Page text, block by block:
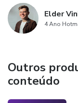
Elder
4 Ano
Outros
conteúdo